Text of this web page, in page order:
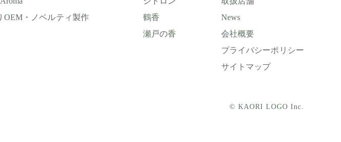
OEM・ノベルティ製作
鶴香
瀬戸の香
News
会社概要
プライバシーポリシー
サイトマップ
© KAORI LOGO Inc.